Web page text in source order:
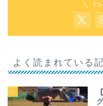
＼
よく読まれている
1